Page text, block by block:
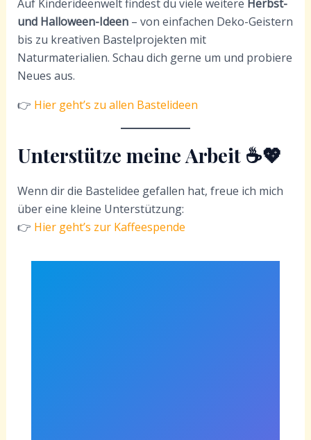
Auf Kinderideenwelt findest du viele weitere Herbst-
und Halloween-Ideen– von einfachen Deko-Geistern
bis zu kreativen Bastelprojekten mit
Naturmaterialien. Schau dich gerne um und probiere
Neues aus.
👉 Hier geht’s zu allen Bastelideen
Unterstütze meine Arbeit ☕💖
Wenn dir die Bastelidee gefallen hat, freue ich mich
über eine kleine Unterstützung:
👉 Hier geht’s zur Kaffeespende